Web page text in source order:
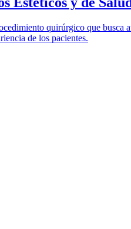
quirúrgico que
de los pacientes.